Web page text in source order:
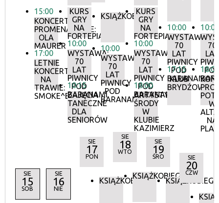
15:00
KONCERTY
PROMENADOWE:
OLA
MAURER
17:00
LETNIE
KONCERTY
NA
TRAWIE:
SMOKE^BLUES
KURS
GRY
NA
FORTEPIANIE
10:00
WYSTAWA:
70
LAT
PIWNICY
POD
BARANAMI
10:15
ZAJĘCIA
TANECZNE
DLA
SENIORÓW
KSIĄŻKOBIEG
10:00
WYSTAWA:
70
LAT
PIWNICY
POD
BARANAMI
KURS
GRY
NA
FORTEPIANIE
10:00
WYSTAWA:
70
LAT
PIWNICY
POD
BARANAMI
18:00
ARTYSTYCZNE
ŚRODY
W
KLUBIE
KAZIMIERZ
10:00
WYSTAWA:
70
LAT
PIWNICY
POD
BARANAMI
17:15
KLUB
BRYDŻOWY
10:00
70
LAT
18:00
W
NA
SIE
15
SOB
SIE
16
NIE
SIE
17
PON
KSIĄŻKOBIEG
SIE
18
WTO
KSIĄŻKOBIEG
SIE
19
ŚRO
KSIĄŻKOBIEG
SIE
20
CZW